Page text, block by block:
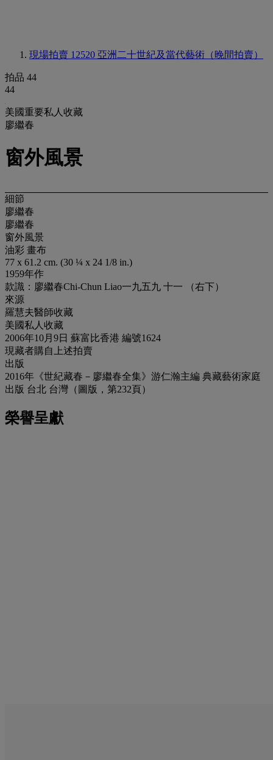
現場拍賣 12520 亞洲二十世紀及當代藝術（晚間拍賣）
拍品 44
44
美國重要私人收藏
廖繼春
窗外風景
細節
廖繼春
廖繼春
窗外風景
油彩 畫布
77 x 61.2 cm. (30 ¼ x 24 1/8 in.)
1959年作
款識：廖繼春Chi-Chun Liao一九五九 十一 （右下）
來源
羅慧夫醫師收藏
美國私人收藏
2006年10月9日 蘇富比香港 編號1624
現藏者購自上述拍賣
出版
2016年《世紀藏春－廖繼春全集》游仁瀚主編 典藏藝術家庭
出版 台北 台灣（圖版，第232頁）
榮譽呈獻